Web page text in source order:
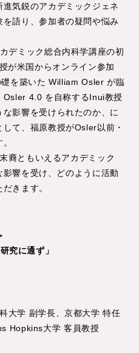
気鋭のアカデミックジェネ
語り、参加者の疑問や悩み
デミック総合内科学講座の初
が米国からオンライン参加
を築いた William Osler が臨
Osler 4.0 を自称するInui教授
影響を受けられたのか、に
て、福原教授がOsler以前・
裔ともいえるアカデミック
響を受け、どのように活動
きます。
究に通ず」
大学 副学長、京都大学 特任
Hopkins大学 客員教授